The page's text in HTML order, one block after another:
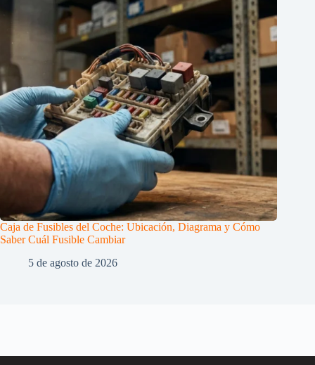
Caja de Fusibles del Coche: Ubicación, Diagrama y Cómo
Saber Cuál Fusible Cambiar
5 de agosto de 2026